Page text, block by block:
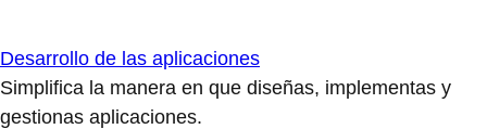
Desarrollo de las aplicaciones
Simplifica la manera en que diseñas, implementas y
gestionas aplicaciones.